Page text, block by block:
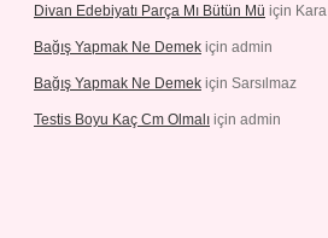
Divan Edebiyatı Parça Mı Bütün Mü için Kara
Bağış Yapmak Ne Demek için admin
Bağış Yapmak Ne Demek için Sarsılmaz
Testis Boyu Kaç Cm Olmalı için admin